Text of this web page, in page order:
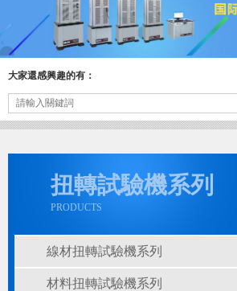
大家還感興趣的有：
扭轉試驗機系列
PRODUCTS
線材扭轉試驗機系列
材料扭轉試驗機系列